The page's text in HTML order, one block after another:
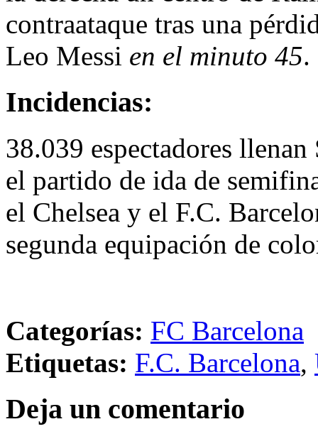
contraataque tras una
Leo Messi en el minuto 45.
Incidencias:
38.039 espectadores
el partido de ida de
el Chelsea y el F.C.
segunda equipación de
Categorías: FC Barcelona
Etiquetas: F.C. Barcelona,
Deja un comentario